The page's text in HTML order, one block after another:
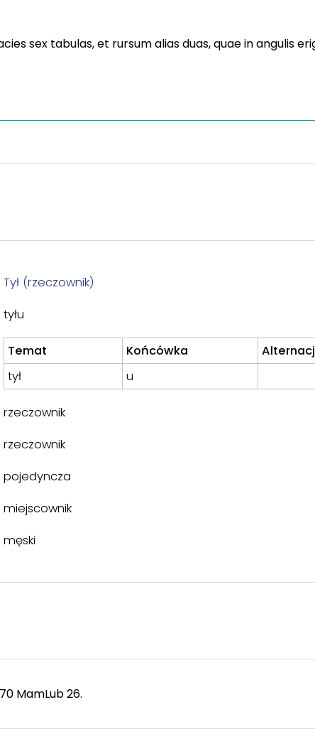
sex tabulas, et rursum alias duas, quae in angulis
Tył (rzeczownik)
tyłu
Temat Końcówka
tył
u
rzeczownik
rzeczownik
pojedyncza
miejscownik
męski
MamLub 26.